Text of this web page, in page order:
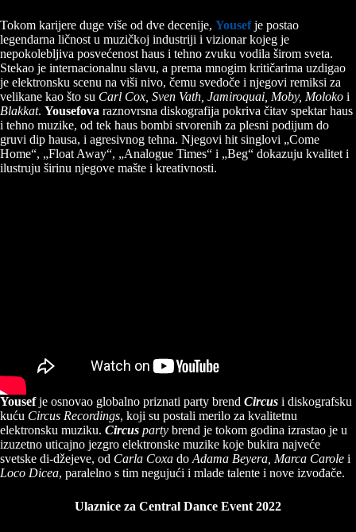
Tokom karijere duge više od dve decenije, Yousefje postao
legendarna ličnost u muzičkoj industriji i vizionar kojeg je
nepokolebljiva posvećenost haus i tehno zvuku vodila širom sveta.
Stekao je internacionalnu slavu, a prema mnogim kritičarima uzdigao
je elektronsku scenu na viši nivo, čemu svedoče i njegovi remiksi za
velikane kao što su Carl Cox, Sven Vath, Jamiroquai, Moby, Moloko i
Blakkat. Yousefova raznovrsna diskografija pokriva čitav spektar haus
i tehno muzike, od tek haus bombi stvorenih za plesni podijum do
gruvi dip hausa, i agresivnog tehna. Njegovi hit singlovi „Come
Home“, „Float Away“, „Analogue Times“ i „Beg“ dokazuju kvalitet i
ilustruju širinu njegove mašte i kreativnosti.
Yousefje osnovao globalno priznati party brend Circus i diskografsku
kuću Circus Recordings, koji su postali merilo za kvalitetnu
elektronsku muziku. Circus party brend je tokom godina izrastao je u
izuzetno uticajno jezgro elektronske muzike koje bukira najveće
svetske di-džejeve, od Carla Coxa do Adama Beyera, Marca Carole i
Loco Dicea, paralelno s tim negujući i mlade talente i nove izvođače.
Ulaznice za Central Dance Event 2022